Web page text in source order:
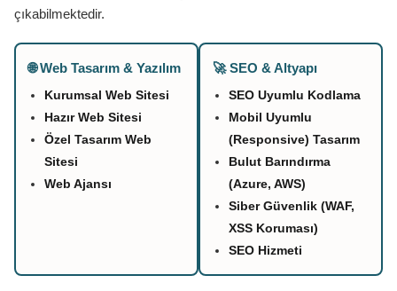
çıkabilmektedir.
🌐 Web Tasarım & Yazılım
Kurumsal Web Sitesi
Hazır Web Sitesi
Özel Tasarım Web
Sitesi
Web Ajansı
🚀 SEO & Altyapı
SEO Uyumlu Kodlama
Mobil Uyumlu
(Responsive) Tasarım
Bulut Barındırma
(Azure, AWS)
Siber Güvenlik (WAF,
XSS Koruması)
SEO Hizmeti